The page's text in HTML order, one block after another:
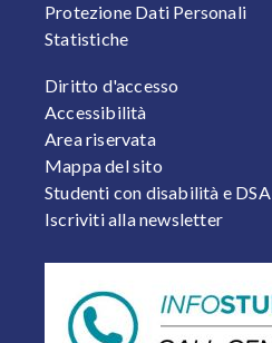
Protezione Dati Personali
Statistiche
FOOTER 2
Diritto d'accesso
Accessibilità
Area riservata
Mappa del sito
Studenti con disabilità e DSA
Iscriviti alla newsletter